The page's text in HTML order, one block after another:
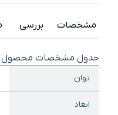
مشخصات بررسی
جدول مشخصات محصول
توان
ابعاد